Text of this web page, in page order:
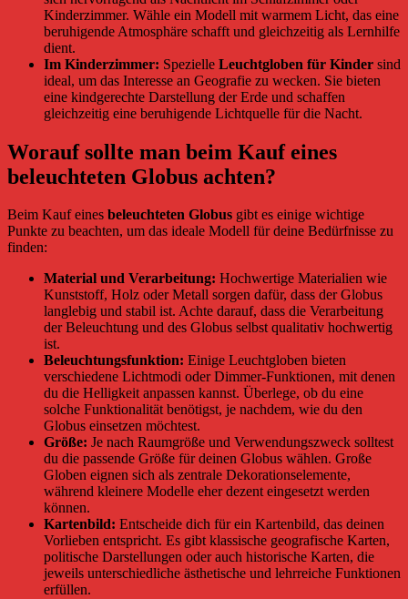
Kinderzimmer. Wähle ein Modell mit warmem Licht, das eine
beruhigende Atmosphäre schafft und gleichzeitig als Lernhilfe
dient.
Im Kinderzimmer: Spezielle Leuchtgloben für Kinder sind
ideal, um das Interesse an Geografie zu wecken. Sie bieten
eine kindgerechte Darstellung der Erde und schaffen
gleichzeitig eine beruhigende Lichtquelle für die Nacht.
Worauf sollte man beim Kauf eines
beleuchteten Globus achten?
Beim Kauf eines beleuchteten Globus gibt es einige wichtige
Punkte zu beachten, um das ideale Modell für deine Bedürfnisse zu
finden:
Material und Verarbeitung: Hochwertige Materialien wie
Kunststoff, Holz oder Metall sorgen dafür, dass der Globus
langlebig und stabil ist. Achte darauf, dass die Verarbeitung
der Beleuchtung und des Globus selbst qualitativ hochwertig
ist.
Beleuchtungsfunktion: Einige Leuchtgloben bieten
verschiedene Lichtmodi oder Dimmer-Funktionen, mit denen
du die Helligkeit anpassen kannst. Überlege, ob du eine
solche Funktionalität benötigst, je nachdem, wie du den
Globus einsetzen möchtest.
Größe: Je nach Raumgröße und Verwendungszweck solltest
du die passende Größe für deinen Globus wählen. Große
Globen eignen sich als zentrale Dekorationselemente,
während kleinere Modelle eher dezent eingesetzt werden
können.
Kartenbild: Entscheide dich für ein Kartenbild, das deinen
Vorlieben entspricht. Es gibt klassische geografische Karten,
politische Darstellungen oder auch historische Karten, die
jeweils unterschiedliche ästhetische und lehrreiche Funktionen
erfüllen.